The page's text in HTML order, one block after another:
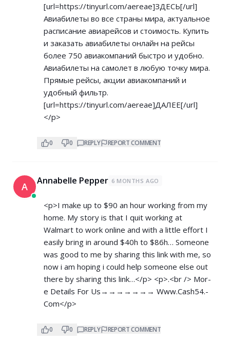
[url=https://tinyurl.com/aereae]ЗДЕСЬ[/url]
Авиабилеты во все страны мира, актуальное
расписание авиарейсов и стоимость. Купить
и заказать авиабилеты онлайн на рейсы
более 750 авиакомпаний быстро и удобно.
Авиабилеты на самолет в любую точку мира.
Прямые рейсы, акции авиакомпаний и
удобный фильтр.
[url=https://tinyurl.com/aereae]ДАЛЕЕ[/url]
</p>
0 0 REPLY REPORT COMMENT
A Annabelle Pepper 6 MONTHS AGO
<p>I make up to $90 an hour working from my
home. My story is that I quit working at
Walmart to work online and with a little effort I
easily bring in around $40h to $86h… Someone
was good to me by sharing this link with me, so
now i am hoping i could help someone else out
there by sharing this link…</p> <p>.<br /> M­­­­­­o­­­­­­r­­­­­­
e­ D­­­­­­e­­­­­­t­­­­­­a­­­­­­i­­­­­­l­­­­­­s For Us→→→→→→→ W­­w­w­.­­­C­­a­­s­­h­­­5­­­4­.­­
C­­­­o­­­m</p>
0 0 REPLY REPORT COMMENT